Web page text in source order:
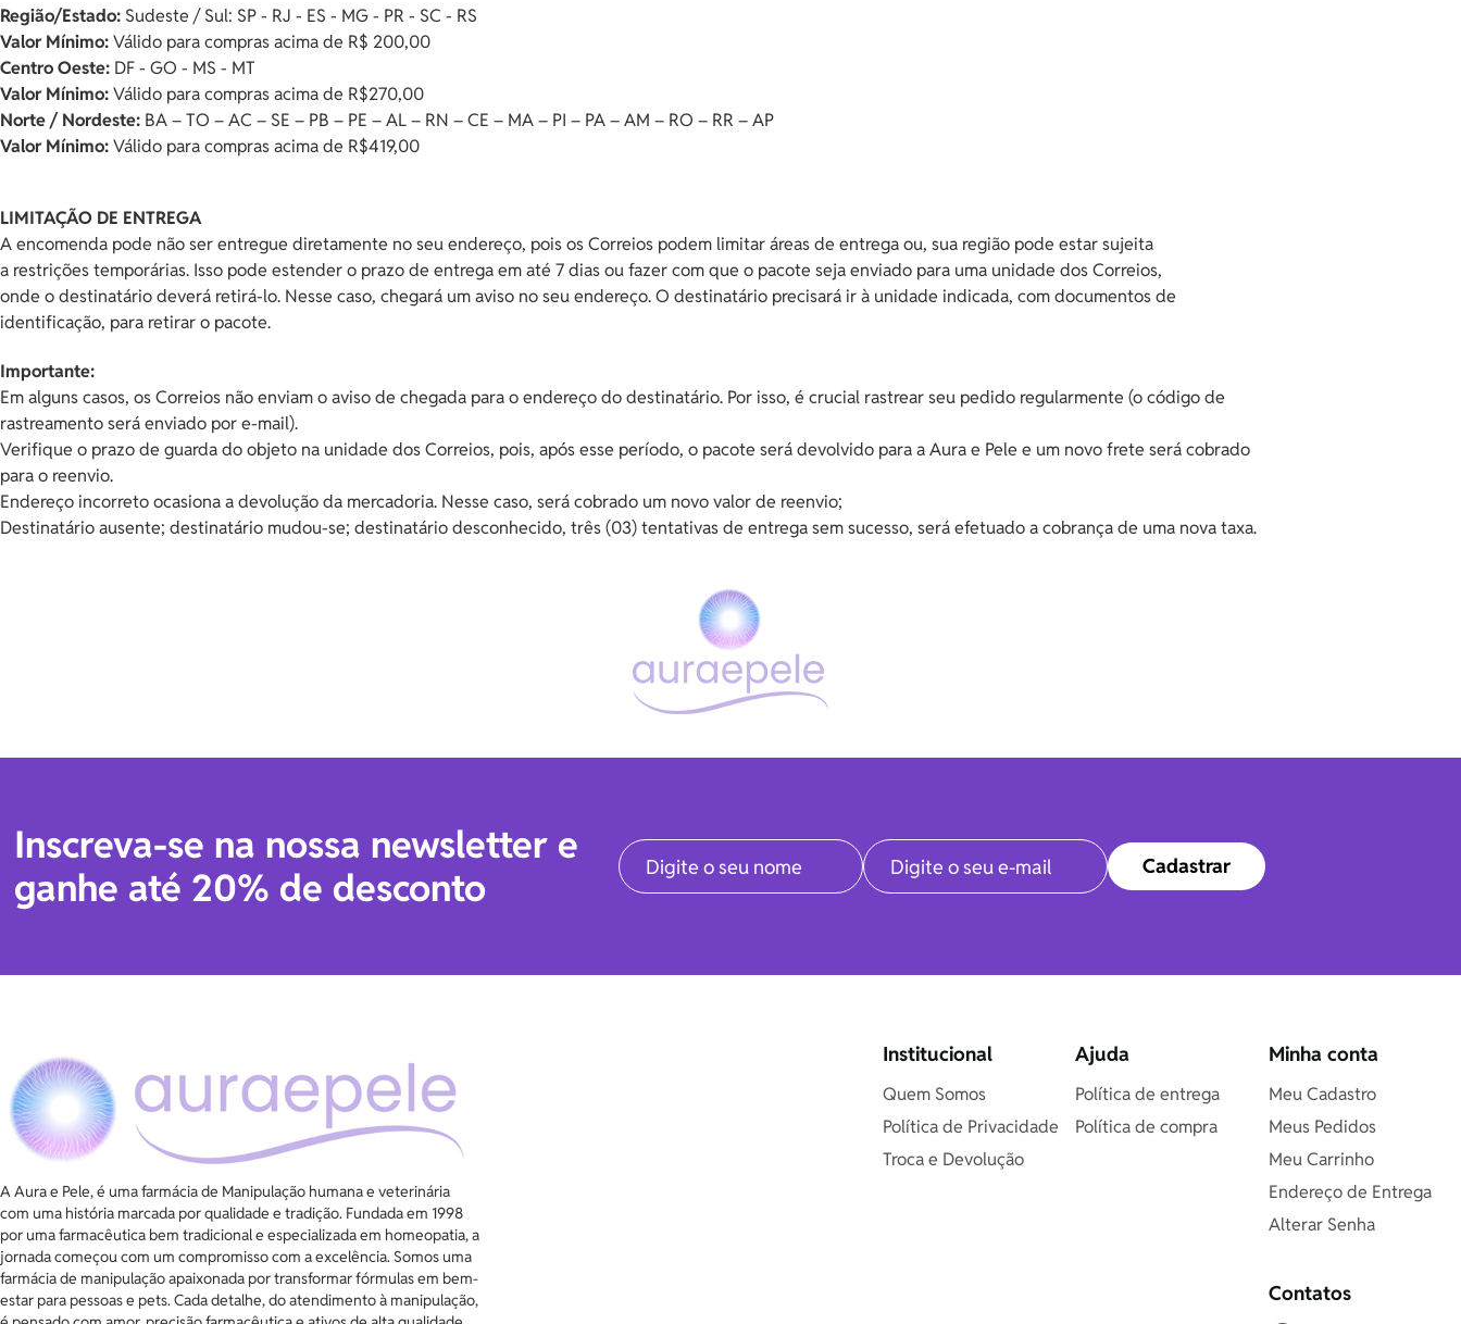
Região/Estado: Sudeste / Sul: SP - RJ - ES - MG - PR - SC - RS
Valor Mínimo:Válido para compras acima de R$ 200,00
Centro Oeste: DF - GO - MS - MT
Valor Mínimo:Válido para compras acima de R$270,00
Norte / Nordeste: BA – TO – AC – SE – PB – PE – AL – RN – CE – MA – PI – PA – AM – RO – RR – AP
Valor Mínimo:Válido para compras acima de R$419,00
LIMITAÇÃO DE ENTREGA
A encomenda pode não ser entregue diretamente no seu endereço, pois os Correios podem limitar áreas de entrega ou, sua região pode estar sujeita
a restrições temporárias. Isso pode estender o prazo de entrega em até 7 dias ou fazer com que o pacote seja enviado para uma unidade dos Correios,
onde o destinatário deverá retirá-lo. Nesse caso, chegará um aviso no seu endereço. O destinatário precisará ir à unidade indicada, com documentos de
identificação, para retirar o pacote.
Importante:
Em alguns casos, os Correios não enviam o aviso de chegada para o endereço do destinatário. Por isso, é crucial rastrear seu pedido regularmente (o código de
rastreamento será enviado por e-mail).
Verifique o prazo de guarda do objeto na unidade dos Correios, pois, após esse período, o pacote será devolvido para a Aura e Pele e um novo frete será cobrado
para o reenvio.
Endereço incorreto ocasiona a devolução da mercadoria. Nesse caso, será cobrado um novo valor de reenvio;
Destinatário ausente; destinatário mudou-se; destinatário desconhecido, três (03) tentativas de entrega sem sucesso, será efetuado a cobrança de uma nova taxa.
Inscreva-se na nossa newsletter e
ganhe até 20% de desconto
Cadastrar
A Aura e Pele, é uma farmácia de Manipulação humana e veterinária
com uma história marcada por qualidade e tradição. Fundada em 1998
por uma farmacêutica bem tradicional e especializada em homeopatia, a
jornada começou com um compromisso com a excelência. Somos uma
farmácia de manipulação apaixonada por transformar fórmulas em bem-
estar para pessoas e pets. Cada detalhe, do atendimento à manipulação,
Institucional
Quem Somos
Política de Privacidade
Troca e Devolução
Ajuda
Política de entrega
Política de compra
Minha conta
Meu Cadastro
Meus Pedidos
Meu Carrinho
Endereço de Entrega
Alterar Senha
Contatos